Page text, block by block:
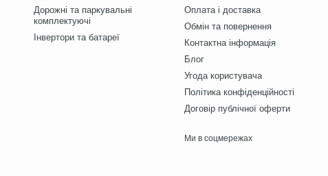
Дорожні та паркувальні
комплектуючі
Інвертори та батареї
Оплата і доставка
Обмін та повернення
Контактна інформація
Блог
Угода користувача
Політика конфіденційності
Договір публічної оферти
Ми в соцмережах